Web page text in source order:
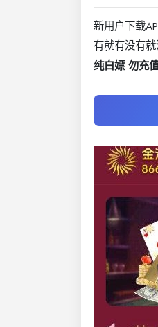
新用户下载
有就有没有
纯白嫖 勿充